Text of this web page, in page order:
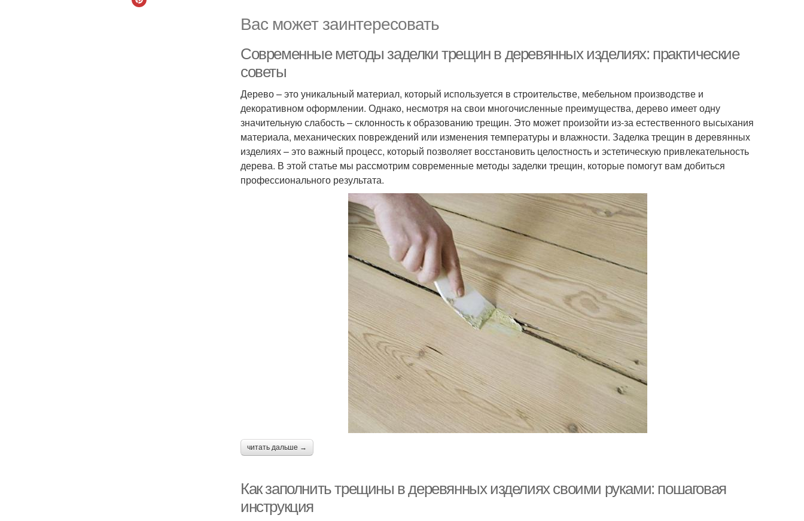
Вас может заинтересовать
Современные методы заделки трещин в деревянных изделиях: практические
советы
Дерево – это уникальный материал, который используется в строительстве, мебельном производстве и
декоративном оформлении. Однако, несмотря на свои многочисленные преимущества, дерево имеет одну
значительную слабость – склонность к образованию трещин. Это может произойти из-за естественного высыхания
материала, механических повреждений или изменения температуры и влажности. Заделка трещин в деревянных
изделиях – это важный процесс, который позволяет восстановить целостность и эстетическую привлекательность
дерева. В этой статье мы рассмотрим современные методы заделки трещин, которые помогут вам добиться
профессионального результата.
читать дальше →
Как заполнить трещины в деревянных изделиях своими руками: пошаговая
инструкция